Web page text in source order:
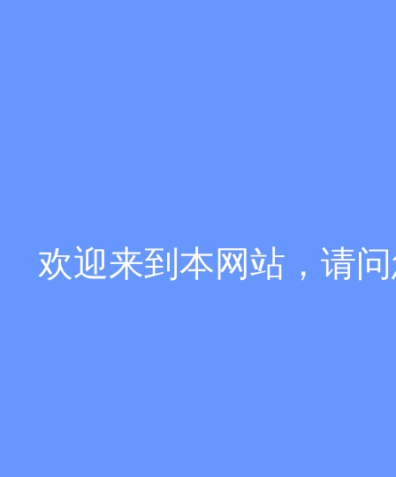
欢迎来到本网站，请